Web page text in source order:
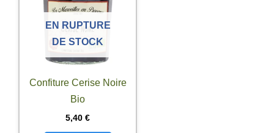
EN RUPTURE
DE STOCK
Confiture Cerise Noire
Bio
5,40 €